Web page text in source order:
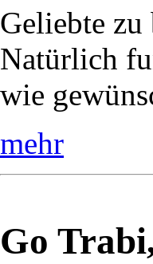
Geliebte
Natürlich
wie
mehr
Go